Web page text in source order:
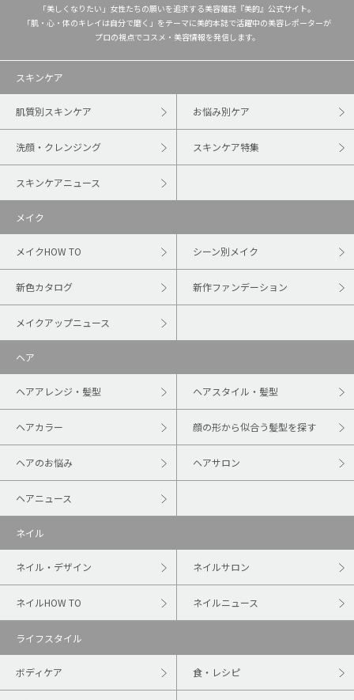
「美しくなりたい」女性たちの願いを追求する美容雑誌『美的』公式サイト。
「肌・心・体のキレイは自分で磨く」をテーマに美的本誌で活躍中の美容レポーターが
プロの視点でコスメ・美容情報を発信します。
スキンケア
肌質別スキンケア お悩み別ケア
洗顔・クレンジング スキンケア特集
スキンケアニュース
メイク
メイクHOW TO シーン別メイク
新色カタログ 新作ファンデーション
メイクアップニュース
ヘア
ヘアアレンジ・髪型 ヘアスタイル・髪型
ヘアカラー 顔の形から似合う髪型を探す
ヘアのお悩み ヘアサロン
ヘアニュース
ネイル
ネイル・デザイン ネイルサロン
ネイルHOW TO ネイルニュース
ライフスタイル
ボディケア 食・レシピ